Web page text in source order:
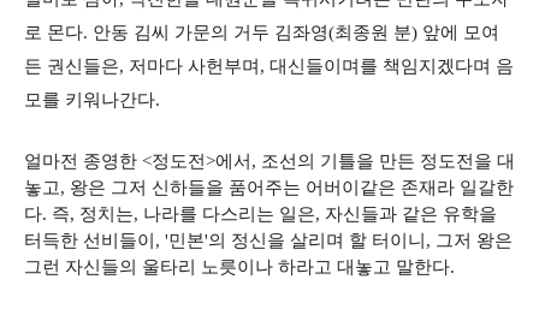
로 몬다. 안동 김씨 가문의 거두 김좌영(최종원 분) 앞에 모여
든 권신들은, 저마다 사헌부며, 대신들이며를 책임지겠다며 음
모를 키워나간다.
얼마전 종영한 <정도전>에서, 조선의 기틀을 만든 정도전을 대
놓고, 왕은 그저 신하들을 품어주는 어버이같은 존재라 일갈한
다. 즉, 정치는, 나라를 다스리는 일은, 자신들과 같은 유학을
터득한 선비들이, '민본'의 정신을 살리며 할 터이니, 그저 왕은
그런 자신들의 울타리 노릇이나 하라고 대놓고 말한다.